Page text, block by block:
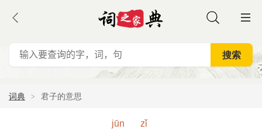
词典 君子的意思
jūn zǐ